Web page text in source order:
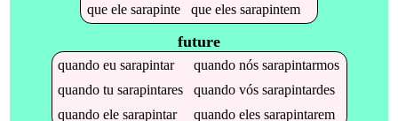
que ele sarapinte que eles sarapintem
future
quandoeusarapintar quandonóssarapintarmos
quandotusarapintares quandovóssarapintardes
quandoelesarapintar quandoelessarapintarem